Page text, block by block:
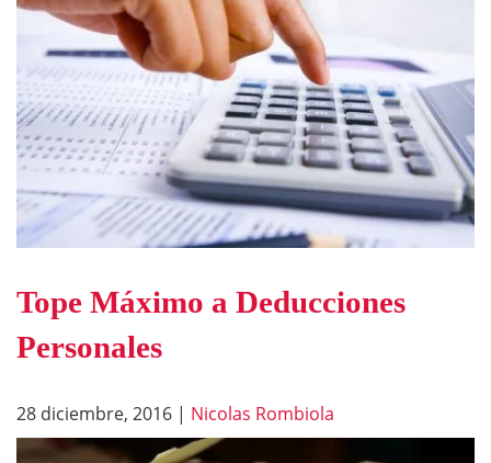
Tope Máximo a Deducciones
Personales
28 diciembre, 2016 | Nicolas Rombiola